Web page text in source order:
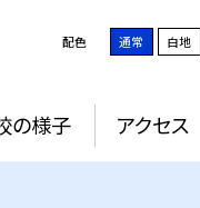
配色 通常 白地
の様子 アクセス